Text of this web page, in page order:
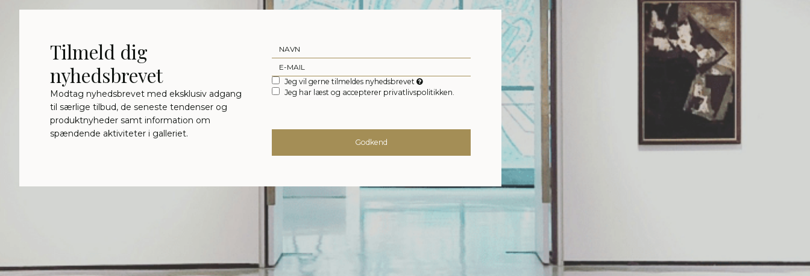
Tilmeld dig
nyhedsbrevet
Modtag nyhedsbrevet med eksklusiv adgang
til særlige tilbud, de seneste tendenser og
produktnyheder samt information om
spændende aktiviteter i galleriet.
Jeg vil gerne tilmeldes nyhedsbrevet
Jeg har læst og accepterer privatlivspolitikken.
Godkend